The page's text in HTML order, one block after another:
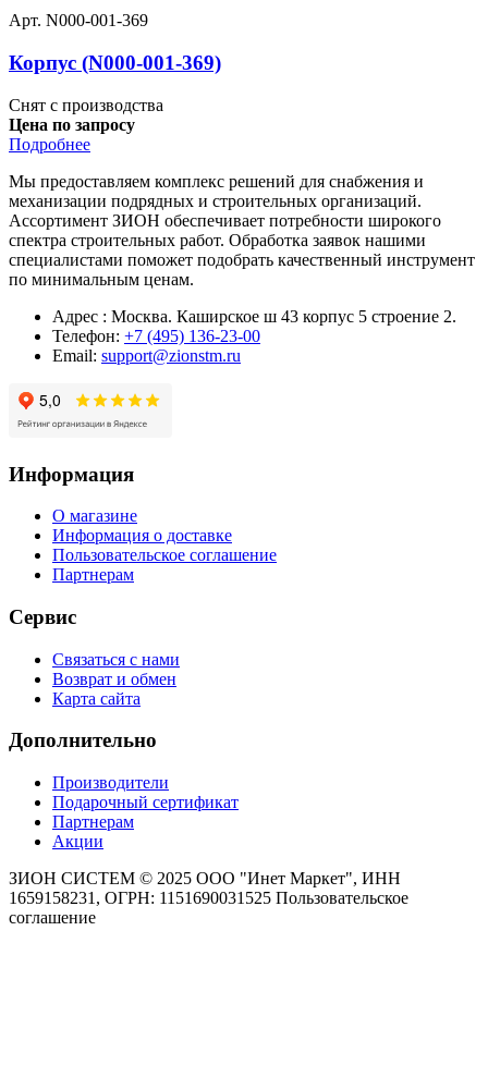
Арт. N000-001-369
Корпус (N000-001-369)
Снят с производства
Цена по запросу
Подробнее
Мы предоставляем комплекс решений для снабжения и
механизации подрядных и строительных организаций.
Ассортимент ЗИОН обеспечивает потребности широкого
спектра строительных работ. Обработка заявок нашими
специалистами поможет подобрать качественный инструмент
по минимальным ценам.
Адрес : Москва. Каширское ш 43 корпус 5 строение 2.
Телефон: +7 (495) 136-23-00
Email: support@zionstm.ru
Информация
О магазине
Информация о доставке
Пользовательское соглашение
Партнерам
Сервис
Связаться с нами
Возврат и обмен
Карта сайта
Дополнительно
Производители
Подарочный сертификат
Партнерам
Акции
ЗИОН СИСТЕМ © 2025 ООО "Инет Маркет", ИНН
1659158231, ОГРН: 1151690031525 Пользовательское
соглашение